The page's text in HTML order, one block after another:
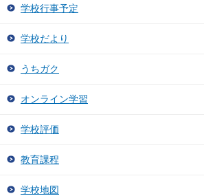
学校行事予定
学校だより
うちガク
オンライン学習
学校評価
教育課程
学校地図